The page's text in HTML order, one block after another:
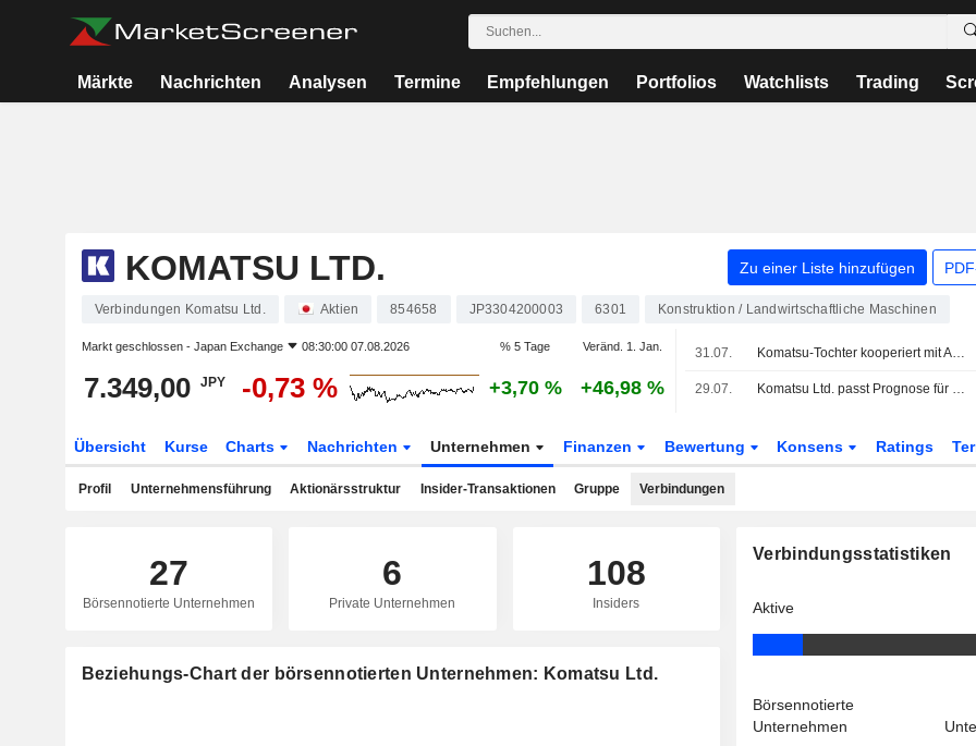
Märkte Nachrichten Analysen Termine Empfehlungen Portfolios Watchlists Trading
KOMATSU LTD. Zu einer Liste hinzufügen
Verbindungen Komatsu Ltd. Aktien 854658 JP3304200003 6301 Konstruktion / Landwirtschaftliche Maschinen
Markt geschlossen - Japan Exchange 08:30:00 07.08.2026 % 5 Tage Veränd. 1. Jan.
7.349,00 JPY -0,73 % +3,70 % +46,98 %
31.07. Komatsu-Tochter kooperiert mit AIM für autonome Baumaschinen in den USA
29.07. Komatsu Ltd. passt Prognose für das Konzernergebnis für das am 31. März 2027 endende Geschäftsjahr an
Übersicht Kurse Charts Nachrichten Unternehmen Finanzen Bewertung Konsens Ratings
Profil Unternehmensführung Aktionärsstruktur Insider-Transaktionen Gruppe Verbindungen
27
Börsennotierte Unternehmen
6
Private Unternehmen
108
Insiders
Beziehungs-Chart der börsennotierten Unternehmen: Komatsu Ltd.
Verbindungsstatistiken
Aktive
Börsennotierte
Unternehmen